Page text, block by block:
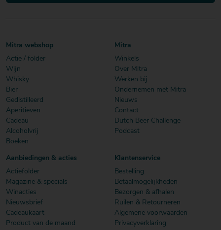
Mitra webshop
Actie / folder
Wijn
Whisky
Bier
Gedistilleerd
Aperitieven
Cadeau
Alcoholvrij
Boeken
Mitra
Winkels
Over Mitra
Werken bij
Ondernemen met Mitra
Nieuws
Contact
Dutch Beer Challenge
Podcast
Aanbiedingen & acties
Actiefolder
Magazine & specials
Winacties
Nieuwsbrief
Cadeaukaart
Product van de maand
Klantenservice
Bestelling
Betaalmogelijkheden
Bezorgen & afhalen
Ruilen & Retourneren
Algemene voorwaarden
Privacyverklaring